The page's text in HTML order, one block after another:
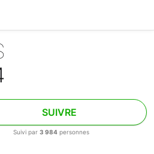
SUIVRE
Suivi par3 984 personnes